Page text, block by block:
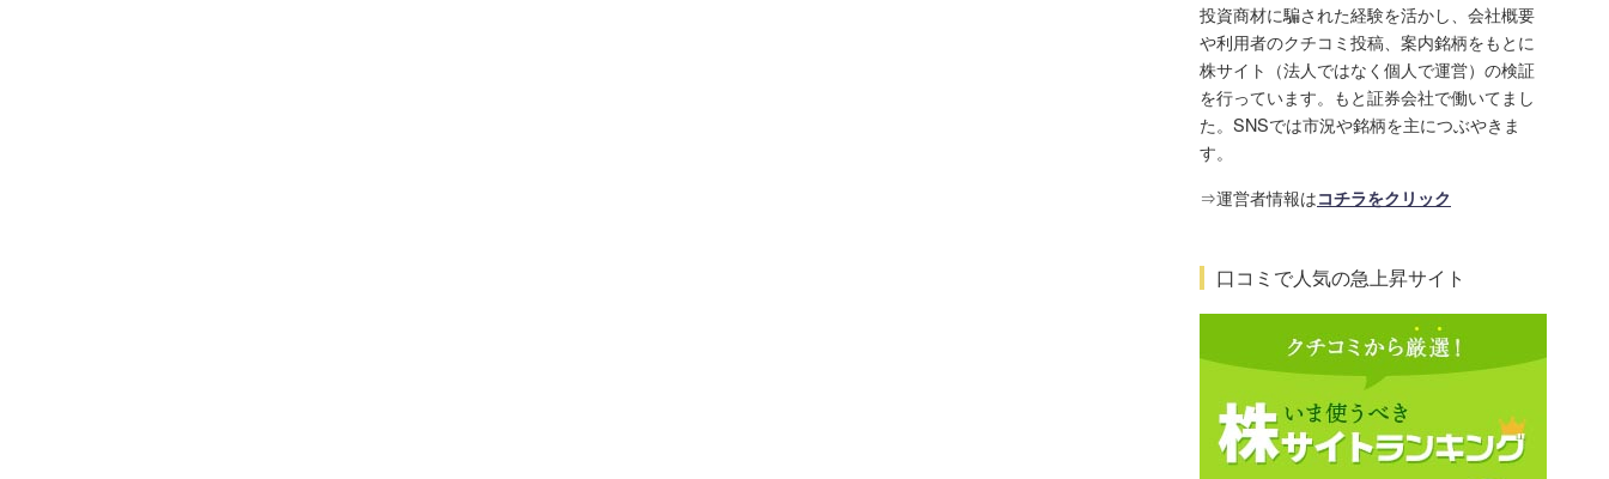
投資商材に騙された経験を活かし、会社概要
や利用者のクチコミ投稿、案内銘柄をもとに
株サイト（法人ではなく個人で運営）の検証
を行っています。もと証券会社で働いてまし
た。SNSでは市況や銘柄を主につぶやきま
す。
⇒運営者情報はコチラをクリック
口コミで人気の急上昇サイト